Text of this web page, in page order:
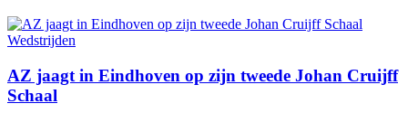
Wedstrijden
AZ jaagt in Eindhoven op zijn tweede Johan Cruijff
Schaal